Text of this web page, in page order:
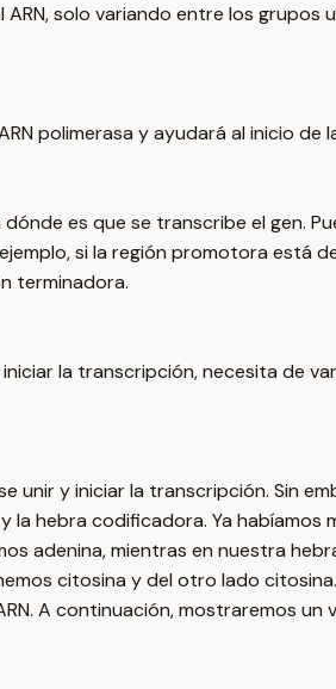
solo variando entre los grupos
polimerasa y ayudará al inicio de
es que se transcribe el gen.
si la región promotora está
terminadora.
la transcripción, necesita de
unir y iniciar la transcripción. Sin
la hebra codificadora. Ya habíamos
adenina, mientras en nuestra
citosina y del otro lado
A continuación, mostraremos un